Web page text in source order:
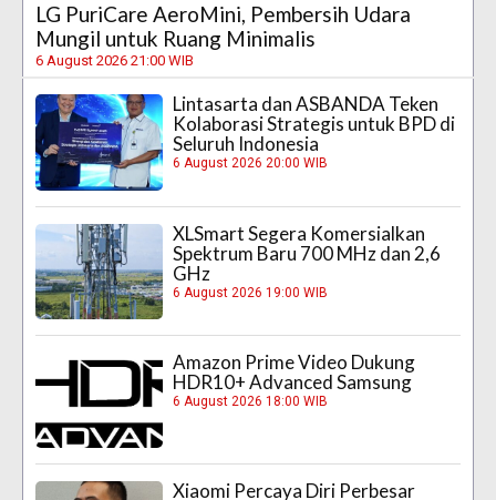
LG PuriCare AeroMini, Pembersih Udara
Mungil untuk Ruang Minimalis
6 August 2026 21:00 WIB
Lintasarta dan ASBANDA Teken
Kolaborasi Strategis untuk BPD di
Seluruh Indonesia
6 August 2026 20:00 WIB
XLSmart Segera Komersialkan
Spektrum Baru 700 MHz dan 2,6
GHz
6 August 2026 19:00 WIB
Amazon Prime Video Dukung
HDR10+ Advanced Samsung
6 August 2026 18:00 WIB
Xiaomi Percaya Diri Perbesar